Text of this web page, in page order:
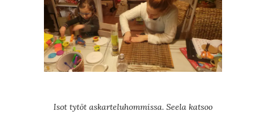
Isot tytöt askarteluhommissa. Seela katsoo